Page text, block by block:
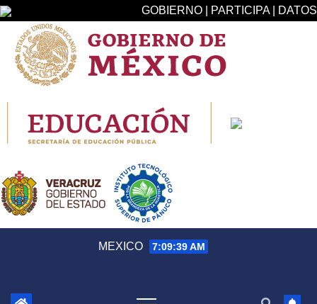
GOBIERNO | PARTICIPA | DATOS
MEXICO 7:09:39 AM